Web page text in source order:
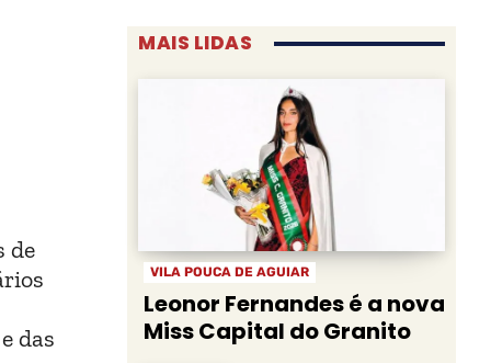
de
das
MAIS LIDAS
VILA POUCA DE AGUIAR
Leonor Fernandes é a nova
Miss Capital do Granito